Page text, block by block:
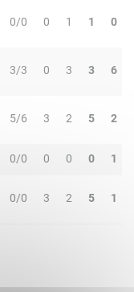
0/0 0 1 1 0
3/3 0 3 3 6
5/6 3 2 5 2
0/0 0 0 0 1
0/0 3 2 5 1